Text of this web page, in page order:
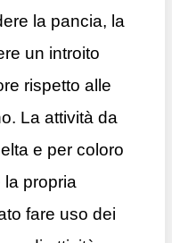
la pancia, la
un introito
rispetto alle
La attività da
e per coloro
la propria
fare uso dei